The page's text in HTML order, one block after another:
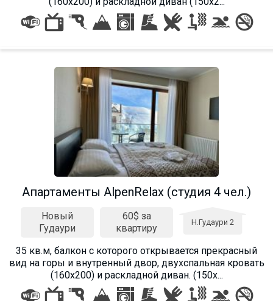
Aпартаменты AlpenRelax (студия 4 чел.)
Новый
Гудаури
60$ за
квартиру
Н.Гудаури 2
35 кв.м, балкон с которого открывается прекрасный
вид на горы и внутренный двор, двухспальная кровать
(160х200) и раскладной диван. (150х...